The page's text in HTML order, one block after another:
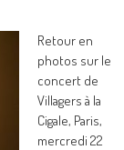
Retour en
photos sur le
concert de
Villagers à la
Cigale, Paris,
mercredi 22